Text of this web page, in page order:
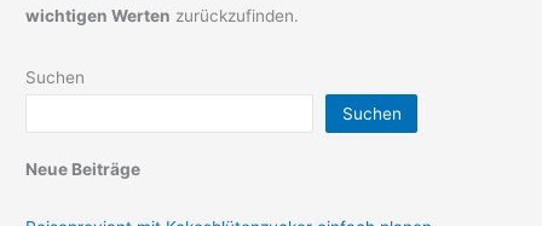
wichtigen Werten zurückzufinden.
Suchen
Suchen
Neue Beiträge